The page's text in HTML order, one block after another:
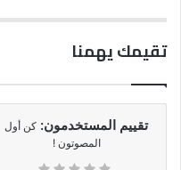
تقيمك يهمنا
تقييم المستخدمون: كن أول
المصوتون !